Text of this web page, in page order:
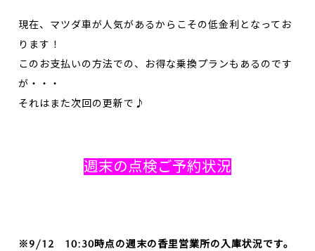
現在、マツダ車が人気があるからこその低金利となってお
ります！
このお支払いの方法での、お得な乗換プランもあるのです
が・・・
それはまた次回の更新で♪
週末の点検ご予約状況
※9/1210:30時点の週末の香里営業所の入庫状況です。